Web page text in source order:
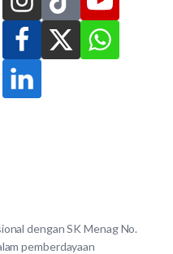
dengan SK Menag No.
pemberdayaan